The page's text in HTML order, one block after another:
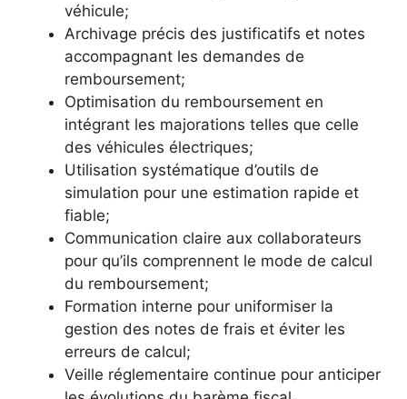
véhicule;
Archivage précis des justificatifs et notes
accompagnant les demandes de
remboursement;
Optimisation du remboursement en
intégrant les majorations telles que celle
des véhicules électriques;
Utilisation systématique d’outils de
simulation pour une estimation rapide et
fiable;
Communication claire aux collaborateurs
pour qu’ils comprennent le mode de calcul
du remboursement;
Formation interne pour uniformiser la
gestion des notes de frais et éviter les
erreurs de calcul;
Veille réglementaire continue pour anticiper